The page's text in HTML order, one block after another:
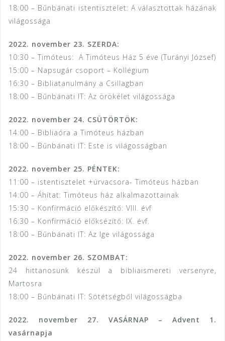
18:00 – Bűnbánati istentisztelet: A választottak házának
világossága
2022. november 23. SZERDA:
10:30 – Timóteus: A Timóteus Ház 5 éve (Turányi József)
15:00 – Napsugár csoport – Kollégium
16:30 – Bibliatanulmány a Csillagban
18:00 – Bűnbánati IT: Az örökélet világossága
2022. november 24. CSÜTÖRTÖK:
14:00 – Bibliaóra a Timóteus házban
18:00 – Bűnbánati IT: Este is világosságban
2022. november 25. PÉNTEK:
11:00 – istentisztelet +úrvacsora- Timóteus házban
14:00 – Áhítat: Timóteus ház alkalmazottainak
15:30 – Konfirmáció előkészítő: VIII. évf
16:30 – Konfirmáció előksézítő: IX. évf.
18:00 – Bűnbánati IT: Az Ige világossága
2022. november 26. SZOMBAT:
24 hittanosunk készül a bibliaismereti versenyre,
Martosra
18:00 – Bűnbánati IT: Sötétségből világosságba
2022. november 27. VASÁRNAP – Advent 1.
vasárnapja